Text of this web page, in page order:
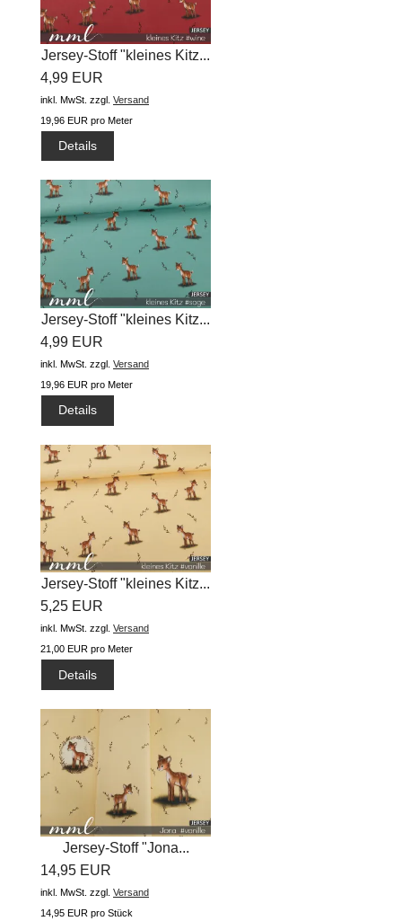
Jersey-Stoff "kleines Kitz...
4,99 EUR
inkl. MwSt. zzgl. Versand
19,96 EUR pro Meter
Details
Jersey-Stoff "kleines Kitz...
4,99 EUR
inkl. MwSt. zzgl. Versand
19,96 EUR pro Meter
Details
Jersey-Stoff "kleines Kitz...
5,25 EUR
inkl. MwSt. zzgl. Versand
21,00 EUR pro Meter
Details
Jersey-Stoff "Jona...
14,95 EUR
inkl. MwSt. zzgl. Versand
14,95 EUR pro Stück